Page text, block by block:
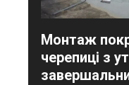
Монтаж
черепиці з